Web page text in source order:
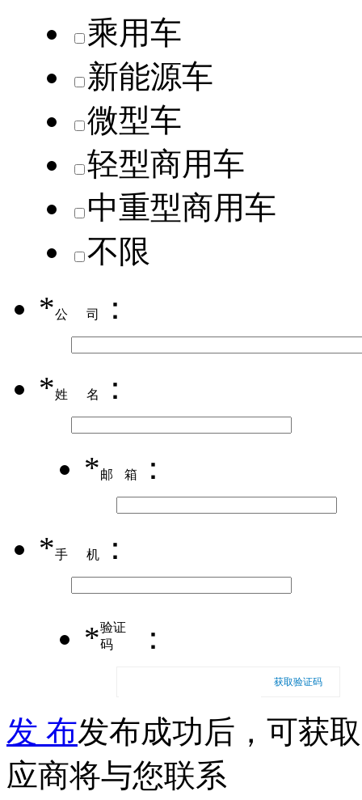
乘用车
新能源车
微型车
轻型商用车
中重型商用车
不限
*公司 ：
*姓名 ：
*邮箱 ：
*手机 ：
*验证
码
：
获取验证码
发 布发布成功后，可获
应商将与您联系